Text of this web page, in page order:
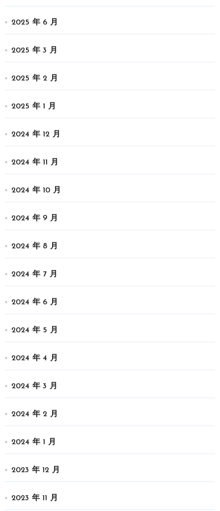
2025 年 6 月
2025 年 3 月
2025 年 2 月
2025 年 1 月
2024 年 12 月
2024 年 11 月
2024 年 10 月
2024 年 9 月
2024 年 8 月
2024 年 7 月
2024 年 6 月
2024 年 5 月
2024 年 4 月
2024 年 3 月
2024 年 2 月
2024 年 1 月
2023 年 12 月
2023 年 11 月